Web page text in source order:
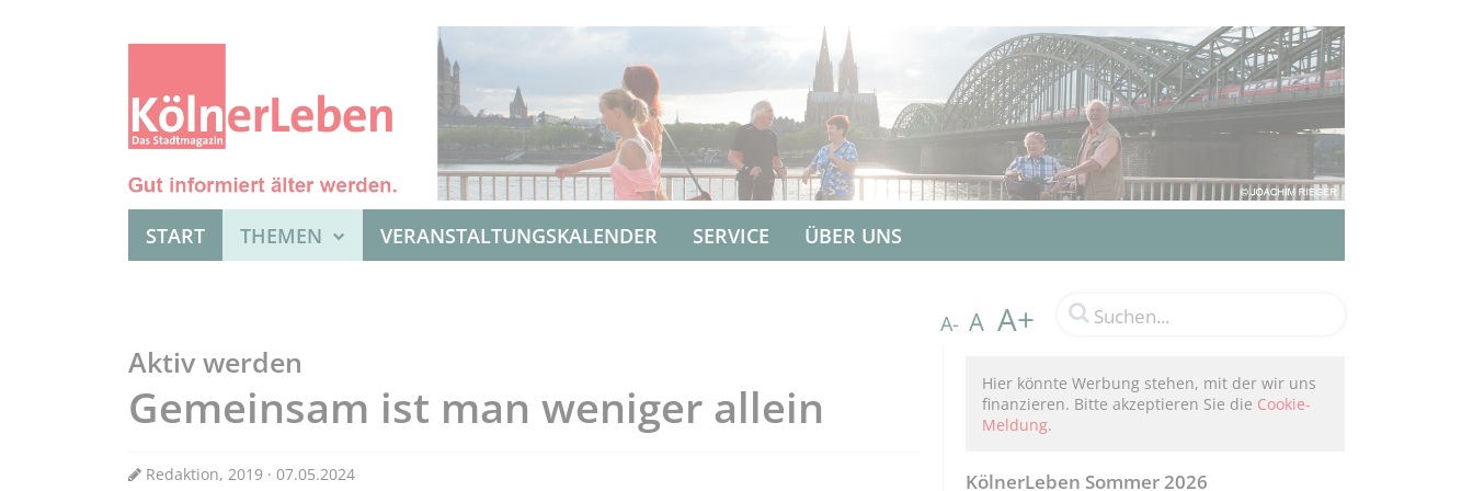
START THEMEN VERANSTALTUNGSKALENDER SERVICE ÜBER UNS
A- A A+
Aktiv werden
Gemeinsam ist man weniger allein
Redaktion, 2019 · 07.05.2024
Hier könnte Werbung stehen, mit der wir uns
finanzieren. Bitte akzeptieren Sie die Cookie-
Meldung.
KölnerLeben Sommer 2026